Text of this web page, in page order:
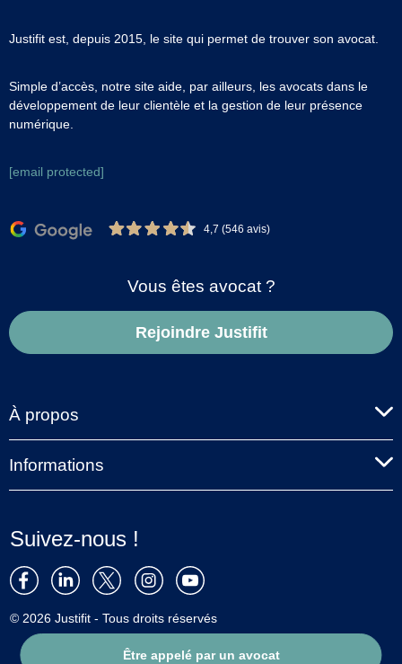
Être appelé par un avocat
Justifit est, depuis 2015, le site qui permet de trouver son avocat.
Simple d’accès, notre site aide, par ailleurs, les avocats dans le
développement de leur clientèle et la gestion de leur présence
numérique.
[email protected]
4,7 (546 avis)
Vous êtes avocat ?
Rejoindre Justifit
À propos
Informations
Suivez-nous !
© 2026 Justifit - Tous droits réservés